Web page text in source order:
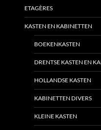
ETAGÈRES
KASTEN EN KABINETTEN
BOEKENKASTEN
DRENTSE KASTEN EN
HOLLANDSE KASTEN
KABINETTEN DIVERS
KLEINE KASTEN